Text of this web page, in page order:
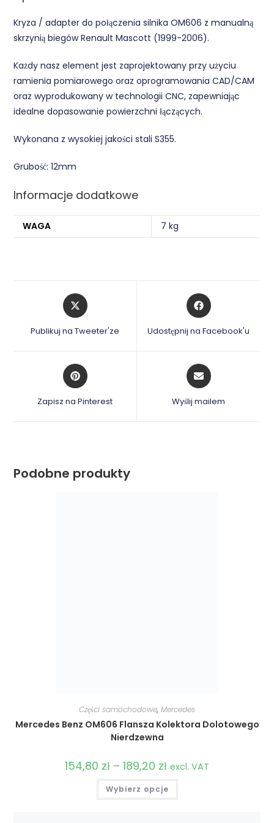
Kryza / adapter do połączenia silnika OM606 z manualną
skrzynią biegów Renault Mascott (1999-2006).
Każdy nasz element jest zaprojektowany przy użyciu
ramienia pomiarowego oraz oprogramowania CAD/CAM
oraz wyprodukowany w technologii CNC, zapewniając
idealne dopasowanie powierzchni łączących.
Wykonana z wysokiej jakości stali S355.
Grubość: 12mm
Informacje dodatkowe
WAGA 7 kg
Opens
in
Publikuj na Tweeter'ze
Opens
in
a
new
Udostępnij na Facebook'u
Opens
in
Zapisz na Pinterest
Opens
in
a
new
Wyślij mailem
Podobne produkty
Części samochodowe, Mercedes
Mercedes Benz OM606 Flansza Kolektora Dolotowego
Nierdzewna
154,80 zł – 189,20 zł Zakres
cen:
od
154,80 zł
do
excl. VAT
Wybierz opcje
ma